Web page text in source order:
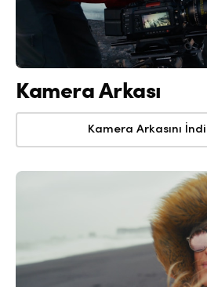
Kamera Arkası
Kamera Arkasını